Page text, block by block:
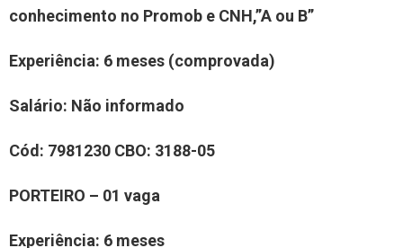
conhecimento no Promob e CNH,”A ou B”
Experiência: 6 meses (comprovada)
Salário: Não informado
Cód: 7981230 CBO: 3188-05
PORTEIRO – 01 vaga
Experiência: 6 meses